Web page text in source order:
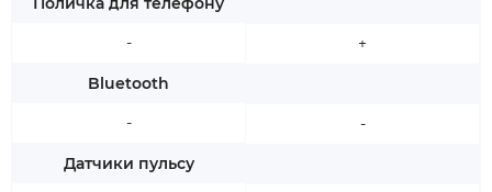
-
Bluetooth
-
Датчики пульсу
+
-